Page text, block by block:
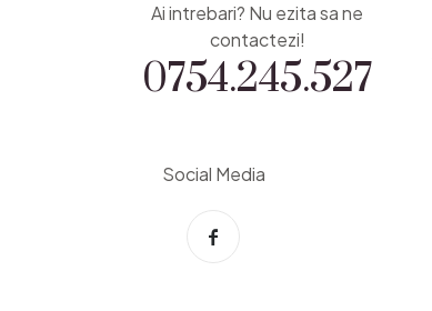
0754.245.527
Ai intrebari? Nu ezita sa ne
contactezi!
Social Media